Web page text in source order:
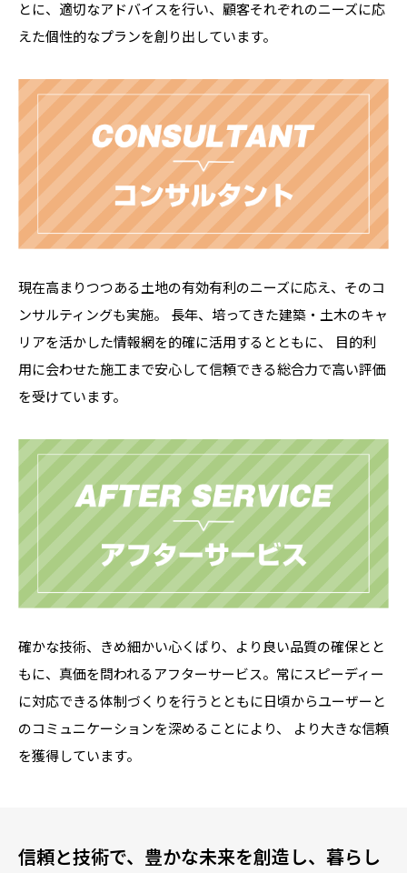
とに、適切なアドバイスを行い、顧客それぞれのニーズに応
えた個性的なプランを創り出しています。
現在高まりつつある土地の有効有利のニーズに応え、そのコ
ンサルティングも実施。 長年、培ってきた建築・土木のキャ
リアを活かした情報網を的確に活用するとともに、 目的利
用に会わせた施工まで安心して信頼できる総合力で高い評価
を受けています。
確かな技術、きめ細かい心くばり、より良い品質の確保とと
もに、真価を問われるアフターサービス。常にスピーディー
に対応できる体制づくりを行うとともに日頃からユーザーと
のコミュニケーションを深めることにより、 より大きな信頼
を獲得しています。
信頼と技術で、豊かな未来を創造し、暮らし